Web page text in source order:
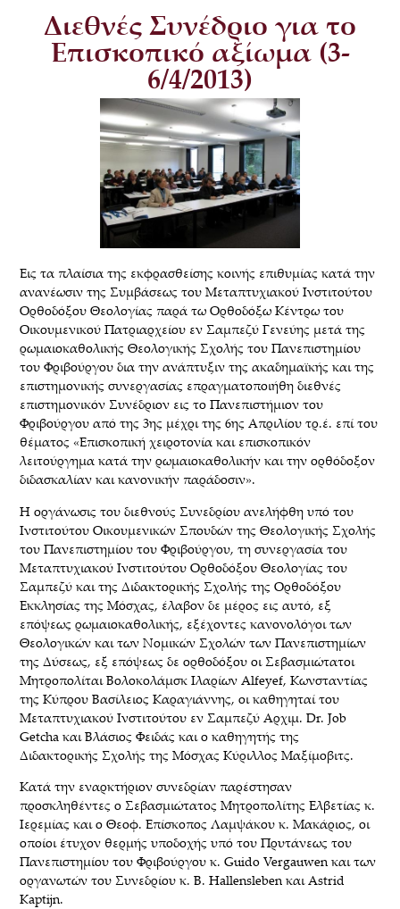
Διεθνές Συνέδριο για το
Επισκοπικό αξίωμα (3-
6/4/2013)
Εις τα πλαίσια της εκφρασθείσης κοινής επιθυμίας κατά την
ανανέωσιν της Συμβάσεως του Μεταπτυχιακού Ινστιτούτου
Ορθοδόξου Θεολογίας παρά τω Ορθοδόξω Κέντρω του
Οικουμενικού Πατριαρχείου εν Σαμπεζύ Γενεύης μετά της
ρωμαιοκαθολικής Θεολογικής Σχολής του Πανεπιστημίου
του Φριβούργου δια την ανάπτυξιν της ακαδημαϊκής και της
επιστημονικής συνεργασίας επραγματοποιήθη διεθνές
επιστημονικόν Συνέδριον εις το Πανεπιστήμιον του
Φριβούργου από της 3ης μέχρι της 6ης Απριλίου τρ.έ. επί του
θέματος «Επισκοπική χειροτονία και επισκοπικόν
λειτούργημα κατά την ρωμαιοκαθολικήν και την ορθόδοξον
διδασκαλίαν και κανονικήν παράδοσιν».
Η οργάνωσις του διεθνούς Συνεδρίου ανελήφθη υπό του
Ινστιτούτου Οικουμενικών Σπουδών της Θεολογικής Σχολής
του Πανεπιστημίου του Φριβούργου, τη συνεργασία του
Μεταπτυχιακού Ινστιτούτου Ορθοδόξου Θεολογίας του
Σαμπεζύ και της Διδακτορικής Σχολής της Ορθοδόξου
Εκκλησίας της Μόσχας, έλαβον δε μέρος εις αυτό, εξ
επόψεως ρωμαιοκαθολικής, εξέχοντες κανονολόγοι των
Θεολογικών και των Νομικών Σχολών των Πανεπιστημίων
της Δύσεως, εξ επόψεως δε ορθοδόξου οι Σεβασμιώτατοι
Μητροπολίται Βολοκολάμσκ Ιλαρίων Alfeyef, Κωνσταντίας
της Κύπρου Βασίλειος Καραγιάννης, οι καθηγηταί του
Μεταπτυχιακού Ινστιτούτου εν Σαμπεζύ Αρχιμ. Dr. Job
Getcha και Βλάσιος Φειδάς και ο καθηγητής της
Διδακτορικής Σχολής της Μόσχας Κύριλλος Μαξίμοβιτς.
Κατά την εναρκτήριον συνεδρίαν παρέστησαν
προσκληθέντες ο Σεβασμιώτατος Μητροπολίτης Ελβετίας κ.
Ιερεμίας και ο Θεοφ. Επίσκοπος Λαμψάκου κ. Μακάριος, οι
οποίοι έτυχον θερμής υποδοχής υπό του Πρυτάνεως του
Πανεπιστημίου του Φριβούργου κ. Guido Vergauwen και των
οργανωτών του Συνεδρίου κ. B. Hallensleben και Astrid
Kaptijn.